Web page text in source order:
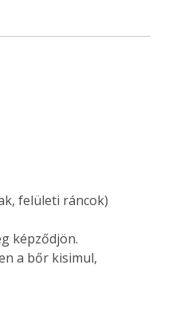
felületi ráncok)
képződjön.
a bőr kisimul,